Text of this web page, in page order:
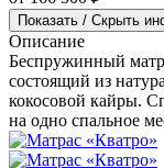
Показать / Скрыть
Описание
Беспружинный
состоящий из
кокосовой кайры.
на одно спальное